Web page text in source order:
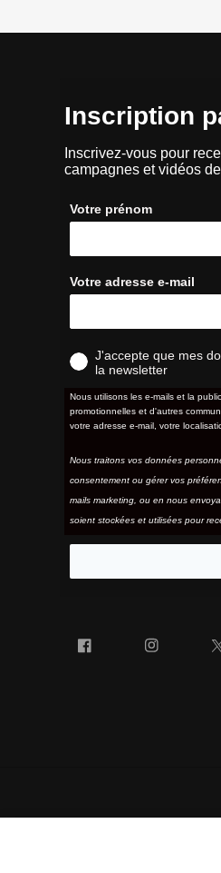
Inscription
Inscrivez-vous pour
campagnes et vidéos
Votre prénom
Votre adresse e-mail
J'accepte que mes
la newsletter
Nous utilisons les e-mails et la
promotionnelles et d'autres
votre adresse e-mail, votre
Nous traitons vos données
consentement ou gérer vos
mails marketing, ou en nous
soient stockées et utilisées pour
Facebook